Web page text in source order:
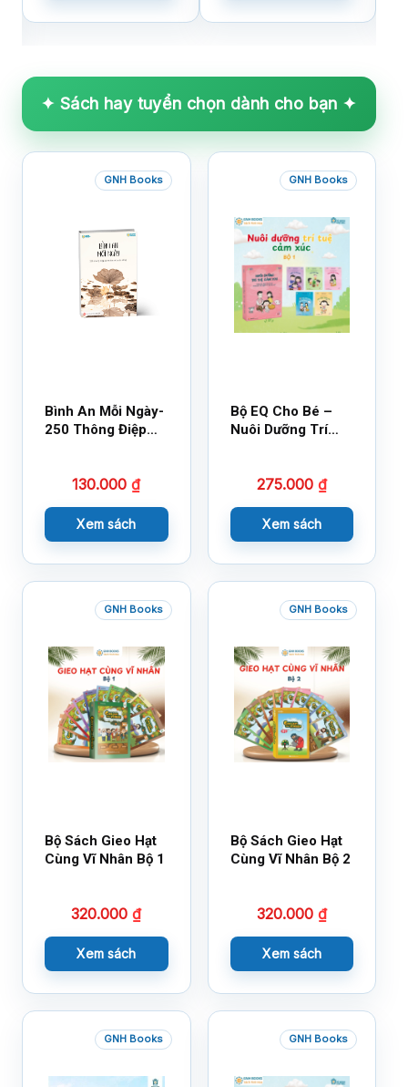
✦ Sách hay tuyển chọn dành cho bạn ✦
GNH Books
Bình An Mỗi Ngày-
250 Thông Điệp
130.000₫
Xem sách
GNH Books
Bộ EQ Cho Bé –
Nuôi Dưỡng Trí
275.000 ₫
Xem sách
GNH Books
Bộ Sách Gieo Hạt
Cùng Vĩ Nhân Bộ 1
320.000₫
Xem sách
GNH Books
Bộ Sách Gieo Hạt
Cùng Vĩ Nhân Bộ 2
320.000 ₫
Xem sách
GNH Books GNH Books